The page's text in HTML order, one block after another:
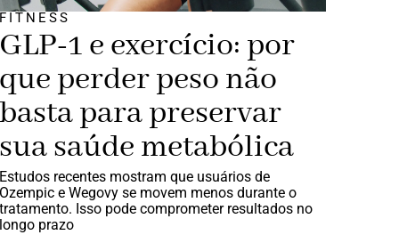
FITNESS
GLP-1 e exercício: por
que perder peso não
basta para preservar
sua saúde metabólica
Estudos recentes mostram que usuários de
Ozempic e Wegovy se movem menos durante o
tratamento. Isso pode comprometer resultados no
longo prazo